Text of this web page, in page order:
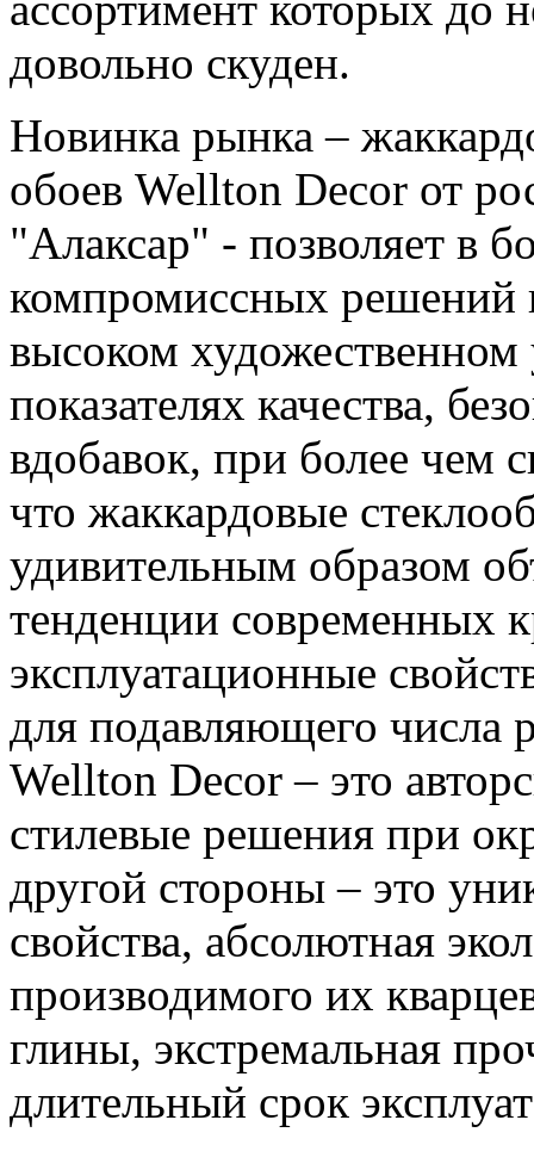
довольно скуден.
Новинка рынка –
обоев Wellton Decor от
"Алаксар" - позволяет в
компромиссных решений
высоком
показателях качества,
вдобавок, при более чем
что жаккардовые
удивительным образом
тенденции современных
эксплуатационные
для подавляющего числа
Wellton Decor – это
стилевые решения при
другой стороны – это
свойства, абсолютная
производимого их
глины, экстремальная
длительный срок